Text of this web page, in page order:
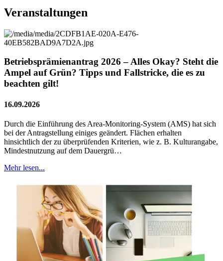
Veranstaltungen
Betriebsprämienantrag 2026 – Alles Okay? Steht die
Ampel auf Grün? Tipps und Fallstricke, die es zu
beachten gilt!
16.09.2026
Durch die Einführung des Area-Monitoring-System (AMS) hat sich
bei der Antragstellung einiges geändert. Flächen erhalten
hinsichtlich der zu überprüfenden Kriterien, wie z. B. Kulturangabe,
Mindestnutzung auf dem Dauergrü…
Mehr lesen...